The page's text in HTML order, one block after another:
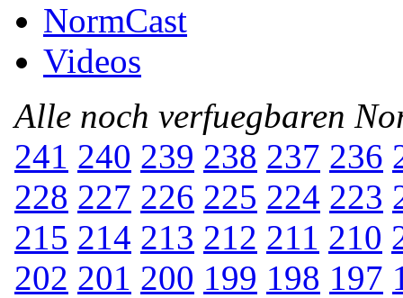
NormCast
Videos
Alle noch verfuegbaren
241 240 239 238 237 236
228 227 226 225 224 223
215 214 213 212 211 210
202 201 200 199 198 197